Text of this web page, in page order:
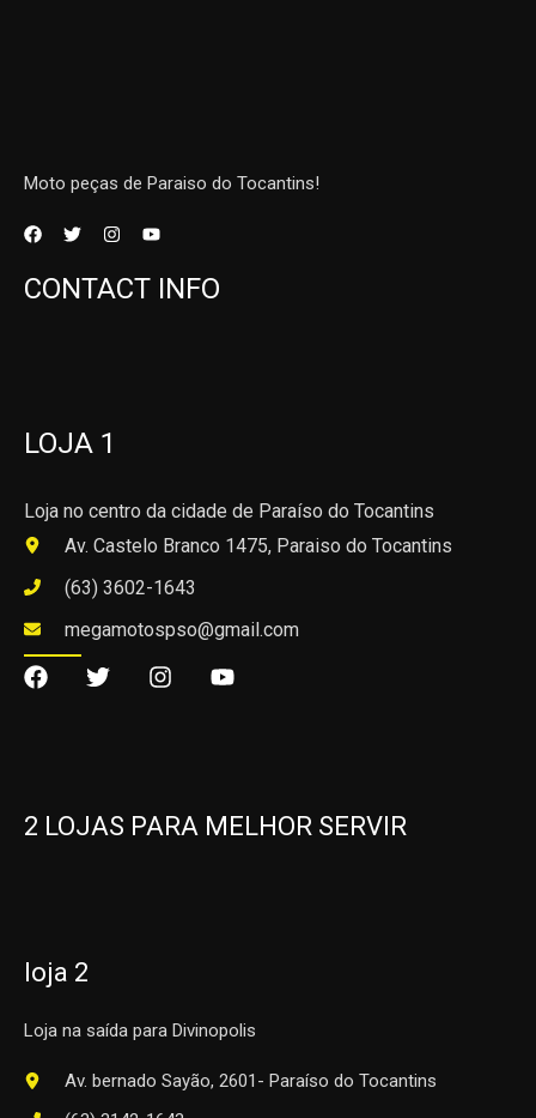
Moto peças de Paraiso do Tocantins!
CONTACT INFO
LOJA 1
Loja no centro da cidade de Paraíso do Tocantins
Av. Castelo Branco 1475, Paraiso do Tocantins
(63) 3602-1643
megamotospso@gmail.com
2 LOJAS PARA MELHOR SERVIR
loja 2
Loja na saída para Divinopolis
Av. bernado Sayão, 2601- Paraíso do Tocantins